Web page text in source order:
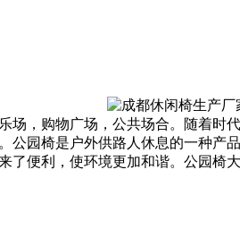
，购物广场，公共场合。随着
公园椅是户外供路人休息的一种产
便利，使环境更加和谐。公园椅